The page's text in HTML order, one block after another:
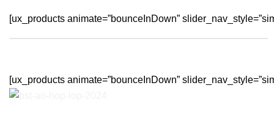
[ux_products animate=”bounceInDown”
[ux_products animate=”bounceInDown”